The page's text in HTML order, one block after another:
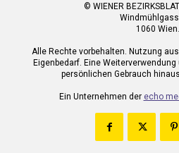
© WIENER
1060 Wien.
Alle Rechte vorbehalten. Nutzung
Eigenbedarf. Eine
persönlichen Gebrauch
Ein Unternehmen der echo